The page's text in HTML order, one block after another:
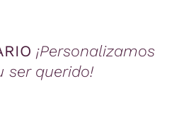
¡Personalizamos
ser querido!